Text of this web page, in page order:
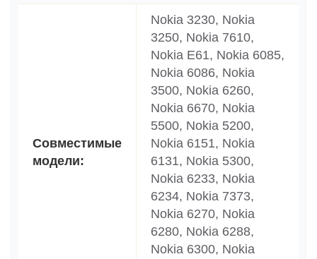
Совместимые
модели:
Nokia 3230, Nokia
3250, Nokia 7610,
Nokia E61, Nokia 6085,
Nokia 6086, Nokia
3500, Nokia 6260,
Nokia 6670, Nokia
5500, Nokia 5200,
Nokia 6151, Nokia
6131, Nokia 5300,
Nokia 6233, Nokia
6234, Nokia 7373,
Nokia 6270, Nokia
6280, Nokia 6288,
Nokia 6300, Nokia